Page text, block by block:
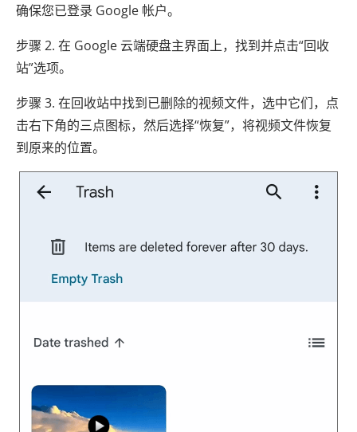
确保您已登录 Google 帐户。
步骤 2. 在 Google 云端硬盘主界面上，找到并点击“回收
站”选项。
步骤 3. 在回收站中找到已删除的视频文件，选中它们，点
击右下角的三点图标，然后选择“恢复”，将视频文件恢复
到原来的位置。